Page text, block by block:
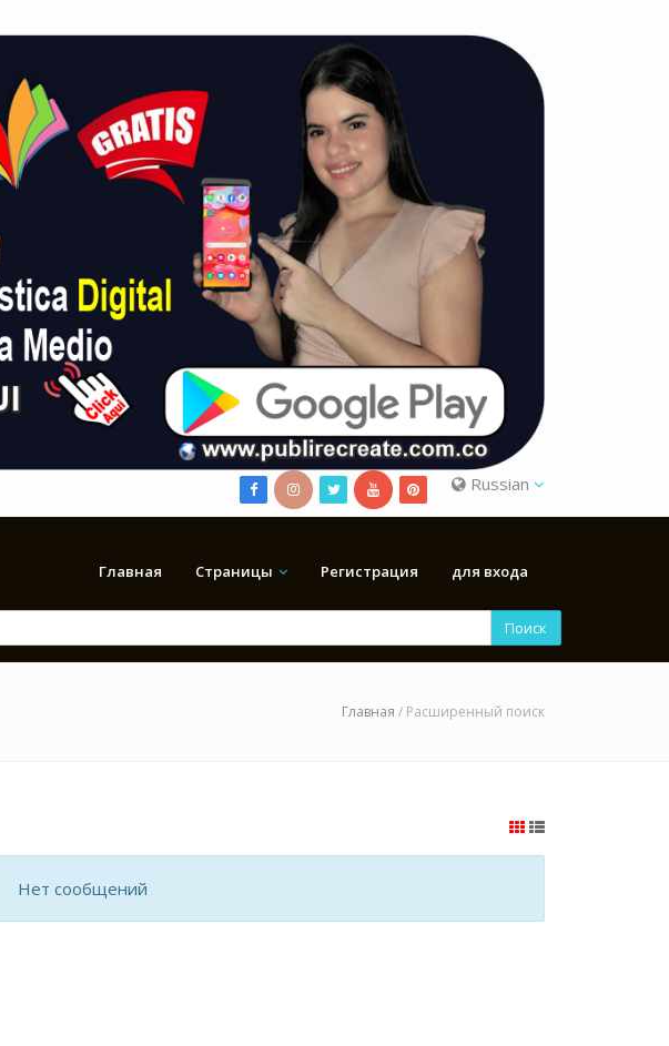
Russian
Главная Страницы Регистрация для входа
Поиск
Главная / Расширенный поиск
Нет сообщений